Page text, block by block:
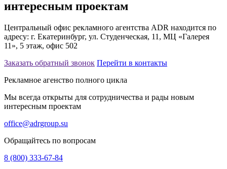
интересным проектам
Центральный офис рекламного агентства ADR находится по
адресу: г. Екатеринбург, ул. Студенческая, 11, МЦ «Галерея
11», 5 этаж, офис 502
Заказать обратный звонок Перейти в контакты
Рекламное агенство полного цикла
Мы всегда открыты для сотрудничества и рады новым
интересным проектам
office@adrgroup.su
Обращайтесь по вопросам
8 (800) 333-67-84